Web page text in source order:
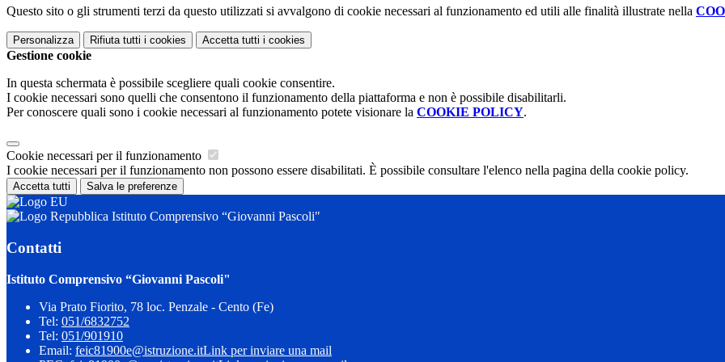
Questo sito o gli strumenti terzi da questo utilizzati si avvalgono di cookie necessari al funzionamento ed utili alle finalità illustrate nella
Personalizza Rifiuta tutti i cookies Accetta tutti i cookies
Gestione cookie
In questa schermata è possibile scegliere quali cookie consentire.
I cookie necessari sono quelli che consentono il funzionamento della piattaforma e non è possibile disabilitarli.
Per conoscere quali sono i cookie necessari al funzionamento potete visionare la COOKIE POLICY.
Cookie necessari per il funzionamento
I cookie necessari per il funzionamento non possono essere disabilitati. È possibile consultare l'elenco nella pagina della cookie policy.
Accetta tutti Salva le preferenze
Istituto Comprensivo “Giovanni Pascoli"
Contatti
Istituto Comprensivo “Giovanni Pascoli"
Via Prato Fiorito, 78 loc. Penzale - Cento (Fe)
Tel: 051/6832752
Tel: 051/901910
Email: feic81900e@istruzione.itLink per inviare una mail